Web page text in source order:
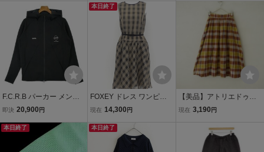
プル レディース F 送料無
料 10066G◇
F.C.R.B パーカー メンズ
エフシーアールビー 中
即決 20,900 円
本日終了
FOXEY ドレス ワンピー
ス パレットリボン 42 ブ
ェック柄 ベルト付 '19年
商品 39779
現在 14,300 円
【美品】アトリエドゥサ
ボン l’atelier du savon *コ
ャザースカート*F綿麻ゴ
ム(sk25-2606-641)【72G
現在 3,190 円
本日終了 本日終了